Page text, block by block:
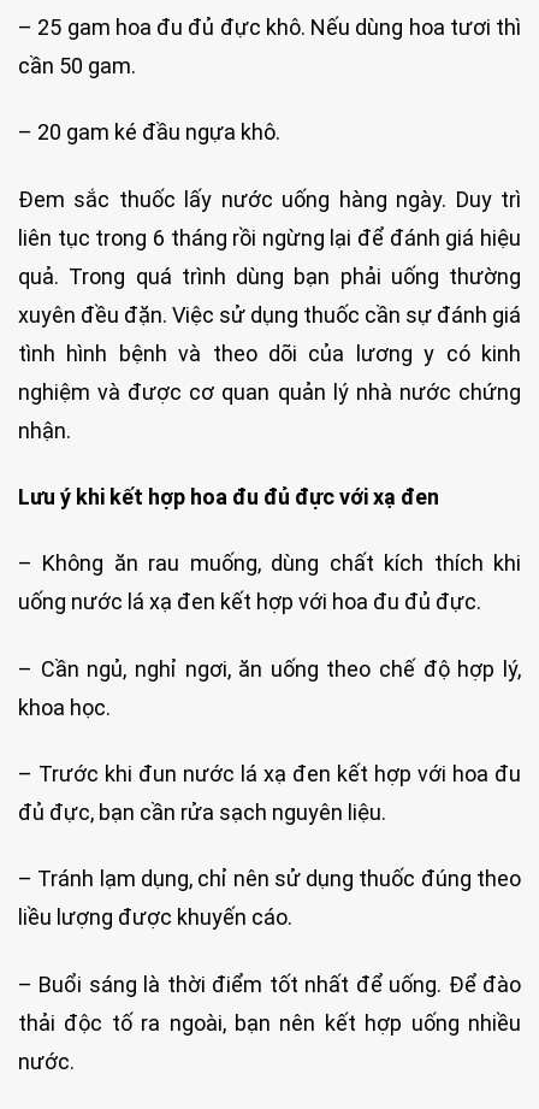
– 25 gam hoa đu đủ đực khô. Nếu dùng hoa tươi thì
cần 50 gam.
– 20 gam ké đầu ngựa khô.
Đem sắc thuốc lấy nước uống hàng ngày. Duy trì
liên tục trong 6 tháng rồi ngừng lại để đánh giá hiệu
quả. Trong quá trình dùng bạn phải uống thường
xuyên đều đặn. Việc sử dụng thuốc cần sự đánh giá
tình hình bệnh và theo dõi của lương y có kinh
nghiệm và được cơ quan quản lý nhà nước chứng
nhận.
Lưu ý khi kết hợp hoa đu đủ đực với xạ đen
– Không ăn rau muống, dùng chất kích thích khi
uống nước lá xạ đen kết hợp với hoa đu đủ đực.
– Cần ngủ, nghỉ ngơi, ăn uống theo chế độ hợp lý,
khoa học.
– Trước khi đun nước lá xạ đen kết hợp với hoa đu
đủ đực, bạn cần rửa sạch nguyên liệu.
– Tránh lạm dụng, chỉ nên sử dụng thuốc đúng theo
liều lượng được khuyến cáo.
– Buổi sáng là thời điểm tốt nhất để uống. Để đào
thải độc tố ra ngoài, bạn nên kết hợp uống nhiều
nước.